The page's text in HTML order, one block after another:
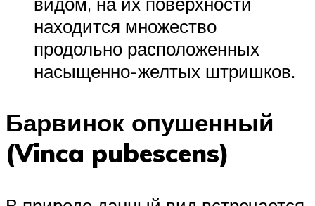
находится множество
продольно расположенных
насыщенно-желтых штришков.
Барвинок опушенный
(Vinca pubescens)